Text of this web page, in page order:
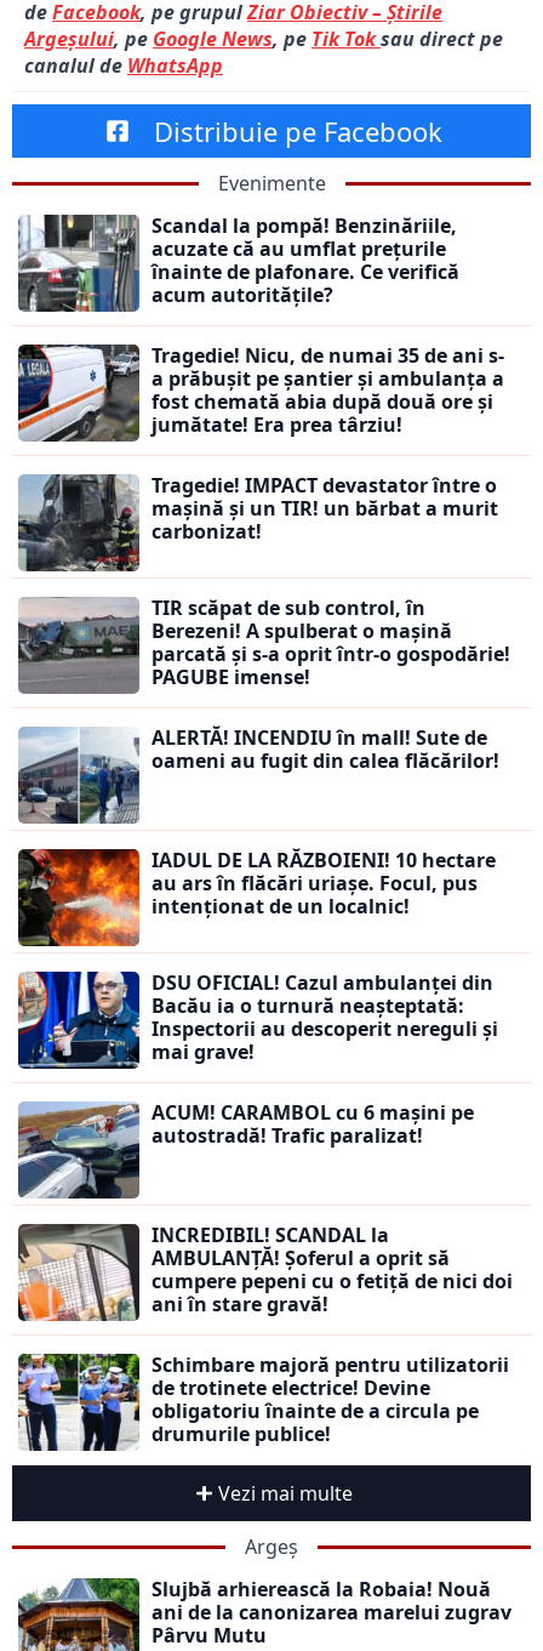
deFacebook, pe grupulZiar Obiectiv – Știrile
Argeșului, pe Google News, pe Tik Toksau direct pe
canalul de WhatsApp
Distribuie pe Facebook
Evenimente
Scandal la pompă! Benzinăriile,
acuzate că au umflat prețurile
înainte de plafonare. Ce verifică
acum autoritățile?
Tragedie! Nicu, de numai 35 de ani s-
a prăbușit pe șantier și ambulanța a
fost chemată abia după două ore și
jumătate! Era prea târziu!
Tragedie! IMPACT devastator între o
mașină și un TIR! un bărbat a murit
carbonizat!
TIR scăpat de sub control, în
Berezeni! A spulberat o mașină
parcată și s-a oprit într-o gospodărie!
PAGUBE imense!
ALERTĂ! INCENDIU în mall! Sute de
oameni au fugit din calea flăcărilor!
IADUL DE LA RĂZBOIENI! 10 hectare
au ars în flăcări uriașe. Focul, pus
intenționat de un localnic!
DSU OFICIAL! Cazul ambulanței din
Bacău ia o turnură neașteptată:
Inspectorii au descoperit nereguli și
mai grave!
ACUM! CARAMBOL cu 6 mașini pe
autostradă! Trafic paralizat!
INCREDIBIL! SCANDAL la
AMBULANȚĂ! Șoferul a oprit să
cumpere pepeni cu o fetiță de nici doi
ani în stare gravă!
Schimbare majoră pentru utilizatorii
de trotinete electrice! Devine
obligatoriu înainte de a circula pe
drumurile publice!
Vezi mai multe
Argeș
Slujbă arhierească la Robaia! Nouă
ani de la canonizarea marelui zugrav
Pârvu Mutu